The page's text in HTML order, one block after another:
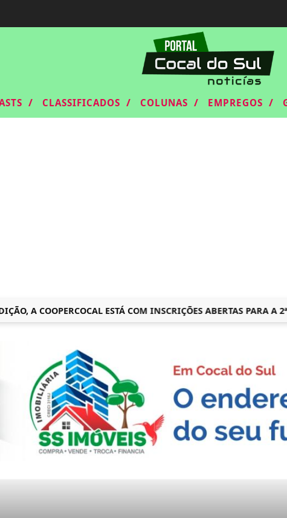
/ CLASSIFICADOS / COLUNAS / EMPREGOS /
A COOPERCOCAL ESTÁ COM INSCRIÇÕES ABERTAS PARA A